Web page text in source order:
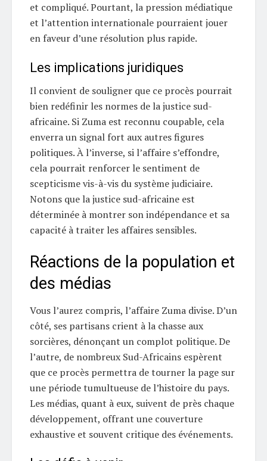
et compliqué. Pourtant, la pression médiatique
et l’attention internationale pourraient jouer
en faveur d’une résolution plus rapide.
Les implications juridiques
Il convient de souligner que ce procès pourrait
bien redéfinir les normes de la justice sud-
africaine. Si Zuma est reconnu coupable, cela
enverra un signal fort aux autres figures
politiques. À l’inverse, si l’affaire s’effondre,
cela pourrait renforcer le sentiment de
scepticisme vis-à-vis du système judiciaire.
Notons que la justice sud-africaine est
déterminée à montrer son indépendance et sa
capacité à traiter les affaires sensibles.
Réactions de la population et
des médias
Vous l’aurez compris, l’affaire Zuma divise. D’un
côté, ses partisans crient à la chasse aux
sorcières, dénonçant un complot politique. De
l’autre, de nombreux Sud-Africains espèrent
que ce procès permettra de tourner la page sur
une période tumultueuse de l’histoire du pays.
Les médias, quant à eux, suivent de près chaque
développement, offrant une couverture
exhaustive et souvent critique des événements.